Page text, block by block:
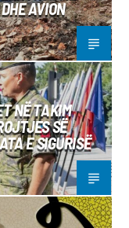
AVION
NË TAKIM
SË
E SIGURISË